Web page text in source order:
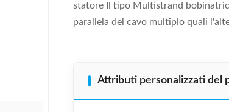
statore Il tipo Multistrand
parallela del cavo multiplo quali
Attributi personalizzati del